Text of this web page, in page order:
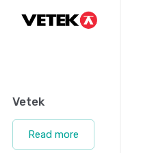
Vetek
Read more